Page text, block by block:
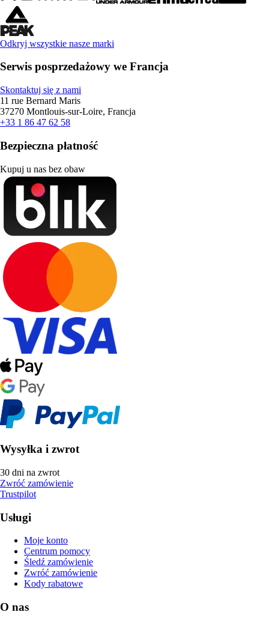
Odkryj wszystkie nasze marki
Serwis posprzedażowy we Francja
Skontaktuj się z nami
11 rue Bernard Maris
37270 Montlouis-sur-Loire, Francja
+33 1 86 47 62 58
Bezpieczna płatność
Kupuj u nas bez obaw
Wysyłka i zwrot
30 dni na zwrot
Zwróć zamówienie
Trustpilot
Usługi
Moje konto
Centrum pomocy
Śledź zamówienie
Zwróć zamówienie
Kody rabatowe
O nas